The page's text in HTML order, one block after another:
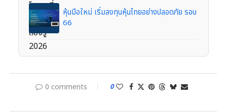
หุ้นมือใหม่ เริ่มลงทุนหุ้นไทยอย่างปลอดภัย รอบ
66
0 comments 0